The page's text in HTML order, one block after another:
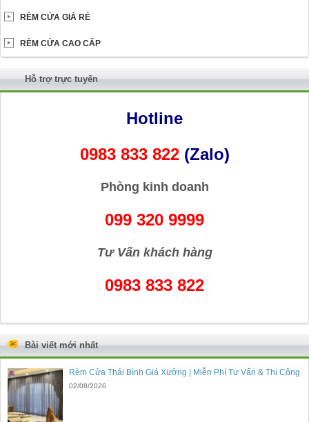
RÈM CỬA GIÁ RẺ
RÈM CỬA CAO CẤP
Hỗ trợ trực tuyến
Hotline
0983 833 822 (Zalo)
Phòng kinh doanh
099 320 9999
Tư Vấn khách hàng
0983 833 822
Bài viết mới nhất
Rèm Cửa Thái Bình Giá Xưởng | Miễn Phí Tư Vấn & Thi Công
02/08/2026